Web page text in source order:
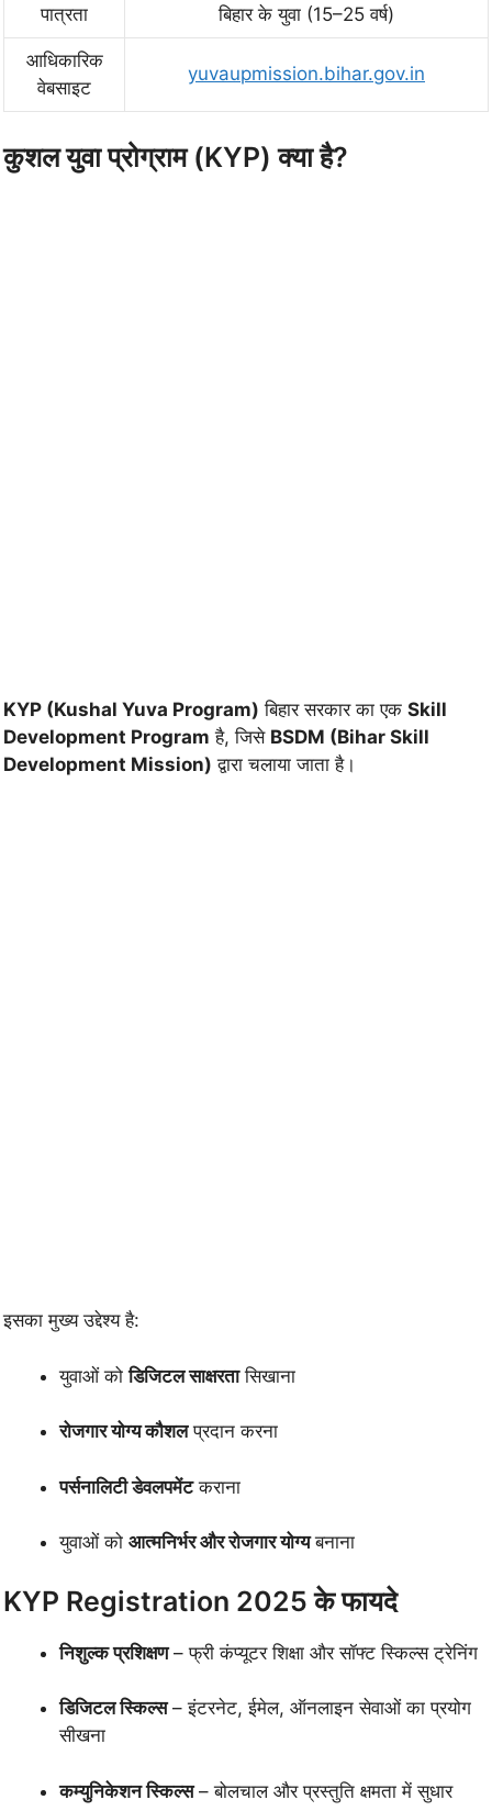
पात्रता बिहार के युवा (15–25 वर्ष)
आधिकारिक
वेबसाइट
yuvaupmission.bihar.gov.in
कुशल युवा प्रोग्राम (KYP) क्या है?
KYP (Kushal Yuva Program) बिहार सरकार का एक Skill
Development Program है, जिसे BSDM (Bihar Skill
Development Mission) द्वारा चलाया जाता है।
इसका मुख्य उद्देश्य है:
युवाओं कोडिजिटल साक्षरतासिखाना
रोजगार योग्य कौशलप्रदान करना
पर्सनालिटी डेवलपमेंटकराना
युवाओं को आत्मनिर्भर और रोजगार योग्यबनाना
KYP Registration 2025 के फायदे
निशुल्क प्रशिक्षण– फ्री कंप्यूटर शिक्षा और सॉफ्ट स्किल्स ट्रेनिंग
डिजिटल स्किल्स– इंटरनेट, ईमेल, ऑनलाइन सेवाओं का प्रयोग
सीखना
कम्युनिकेशन स्किल्स– बोलचाल और प्रस्तुति क्षमता में सुधार